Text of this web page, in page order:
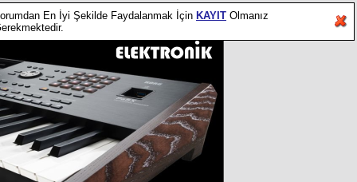
En İyi Şekilde Faydalanmak İçin KAYIT Olmanız